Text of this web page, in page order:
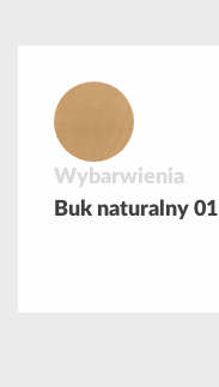
Wybarwienia
Buk naturalny 01